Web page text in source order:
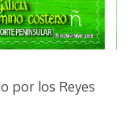
por los Reyes